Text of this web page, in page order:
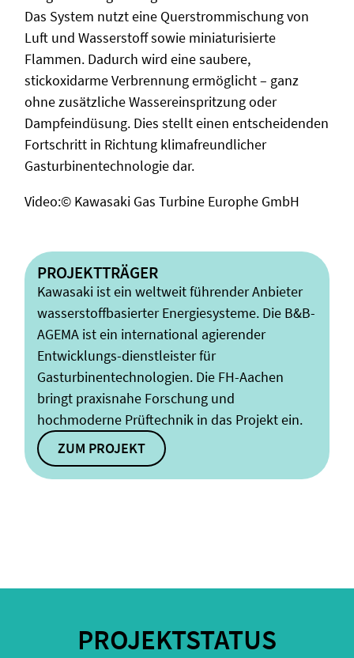
Das System nutzt eine Querstrommischung von
Luft und Wasserstoff sowie miniaturisierte
Flammen. Dadurch wird eine saubere,
stickoxidarme Verbrennung ermöglicht – ganz
ohne zusätzliche Wassereinspritzung oder
Dampfeindüsung. Dies stellt einen entscheidenden
Fortschritt in Richtung klimafreundlicher
Gasturbinentechnologie dar.
Video:© Kawasaki Gas Turbine Europhe GmbH
PROJEKTTRÄGER
Kawasaki ist ein weltweit führender Anbieter
wasserstoffbasierter Energiesysteme. Die B&B-
AGEMA ist ein international agierender
Entwicklungs-dienstleister für
Gasturbinentechnologien. Die FH-Aachen
bringt praxisnahe Forschung und
hochmoderne Prüftechnik in das Projekt ein.
ZUM PROJEKT
PROJEKTSTATUS